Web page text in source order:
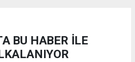
BU HABER İLE